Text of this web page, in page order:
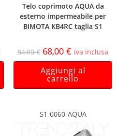
Telo coprimoto AQUA da
esterno impermeabile per
BIMOTA KB4RC taglia S1
84,00€ 68,00 € iva inclusa
Aggiungi al
carrello
S1-0060-AQUA